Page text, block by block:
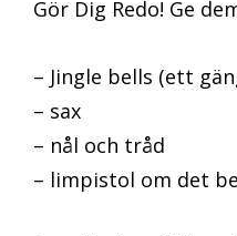
Gör Dig Redo! Ge
– Jingle bells (ett
– sax
– nål och tråd
– limpistol om det